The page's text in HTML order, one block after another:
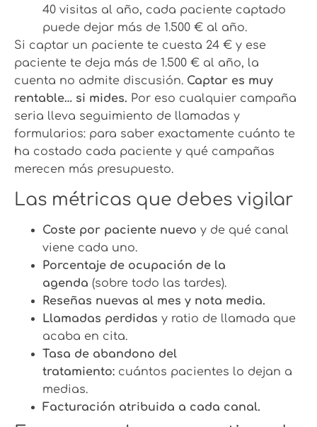
40 visitas al año, cada paciente captado
puede dejar más de 1.500 € al año.
Si captar un paciente te cuesta 24 € y ese
paciente te deja más de 1.500 € al año, la
cuenta no admite discusión. Captar es muy
rentable… si mides. Por eso cualquier campaña
seria lleva seguimiento de llamadas y
formularios: para saber exactamente cuánto te
ha costado cada paciente y qué campañas
merecen más presupuesto.
Las métricas que debes vigilar
Coste por paciente nuevo y de qué canal
viene cada uno.
Porcentaje de ocupación de la
agenda (sobre todo las tardes).
Reseñas nuevas al mes y nota media.
Llamadas perdidas y ratio de llamada que
acaba en cita.
Tasa de abandono del
tratamiento: cuántos pacientes lo dejan a
medias.
Facturación atribuida a cada canal.